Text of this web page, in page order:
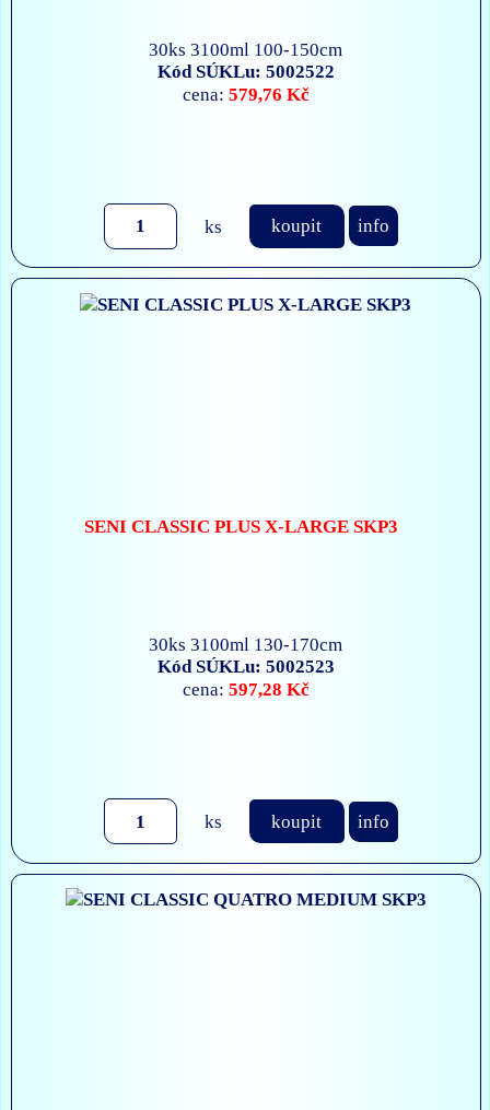
30ks 3100ml 100-150cm
Kód SÚKLu: 5002522
cena: 579,76 Kč
ks koupit info
SENI CLASSIC PLUS X-LARGE SKP3
30ks 3100ml 130-170cm
Kód SÚKLu: 5002523
cena: 597,28 Kč
ks koupit info